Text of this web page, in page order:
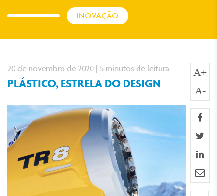
INOVAÇÃO
A+
A-
e-
20 de novembro de 2020 | 5 minutos de leitura
PLÁSTICO, ESTRELA DO DESIGN